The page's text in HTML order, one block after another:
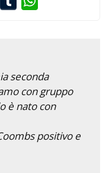
seconda
con gruppo
è nato con
positivo e